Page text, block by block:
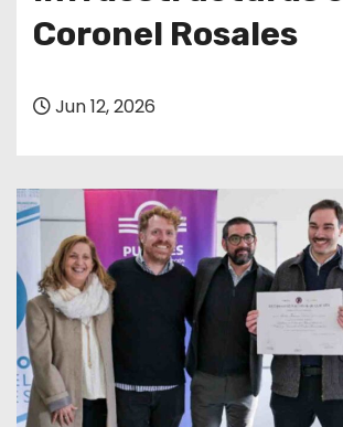
Coronel Rosales
Jun 12, 2026